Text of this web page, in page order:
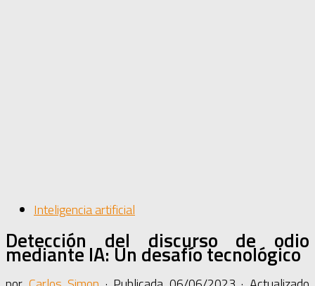
Inteligencia artificial
Detección del discurso de odio
mediante IA: Un desafío tecnológico